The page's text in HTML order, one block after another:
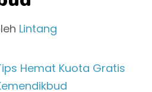
Lintang